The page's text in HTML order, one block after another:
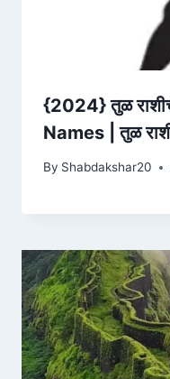
{2024} तुळ
Names | तुळ
By Shabdakshar20